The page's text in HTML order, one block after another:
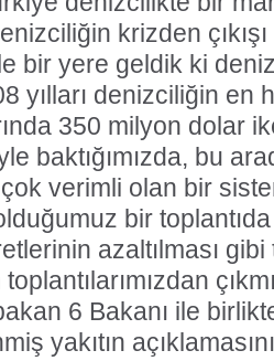
krizden
bir yere geldik ki
yılları denizciliğin en
350 milyon dolar
baktığımızda, bu
verimli olan bir
bir
azaltılması
6 Bakanı ile
yakıtın